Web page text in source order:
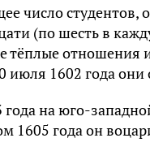
число студентов,
(по шесть в
тёплые отношения
июля 1602 года
на юго-
1605 года он